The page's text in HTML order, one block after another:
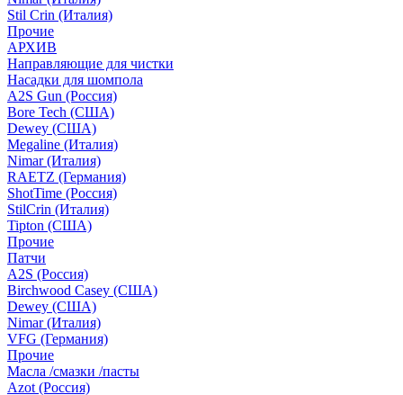
Stil Crin (Италия)
Прочие
АРХИВ
Направляющие для чистки
Насадки для шомпола
A2S Gun (Россия)
Bore Tech (США)
Dewey (США)
Megaline (Италия)
Nimar (Италия)
RAETZ (Германия)
ShotTime (Россия)
StilCrin (Италия)
Tipton (США)
Прочие
Патчи
A2S (Россия)
Birchwood Casey (США)
Dewey (США)
Nimar (Италия)
VFG (Германия)
Прочие
Масла /смазки /пасты
Azot (Россия)